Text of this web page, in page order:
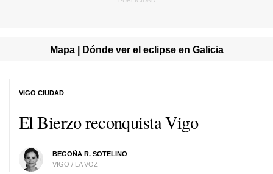
Mapa | Dónde ver el eclipse en Galicia
El Bierzo reconquista Vigo
BEGOÑA R. SOTELINO
VIGO / LA VOZ
VIGO CIUDAD